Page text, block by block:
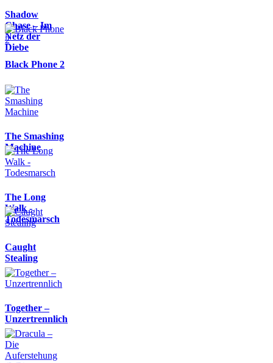
Shadow
Chase – Im
Netz der
Diebe
Black Phone 2
The Smashing
Machine
The Long
Walk -
Todesmarsch
Caught
Stealing
Together –
Unzertrennlich